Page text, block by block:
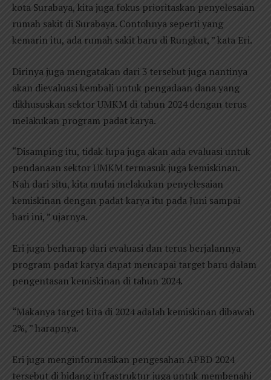
kota Surabaya, kita juga fokus prioritaskan penyelesaian
rumah sakit di Surabaya. Contohnya seperti yang
kemarin itu, ada rumah sakit baru di Rungkut, ” kata Eri.
Dirinya juga mengatakan dari 3 tersebut juga nantinya
akan dievaluasi kembali untuk pengadaan dana yang
dikhususkan sektor UMKM di tahun 2024 dengan terus
melakukan program padat karya.
“Disamping itu, tidak lupa juga akan ada evaluasi untuk
pendanaan sektor UMKM termasuk juga kemiskinan.
Nah dari situ, kita mulai melakukan penyelesaian
kemiskinan dengan padat karya itu pada Juni sampai
hari ini, ” ujarnya.
Eri juga berharap dari evaluasi dan terus berjalannya
program padat karya dapat mencapai target baru dalam
pengentasan kemiskinan di tahun 2024.
“Makanya target kita di 2024 adalah kemiskinan dibawah
2%, ” harapnya.
Eri juga menginformasikan pengesahan APBD 2024
tersebut di bidang infrastruktur juga untuk membenahi